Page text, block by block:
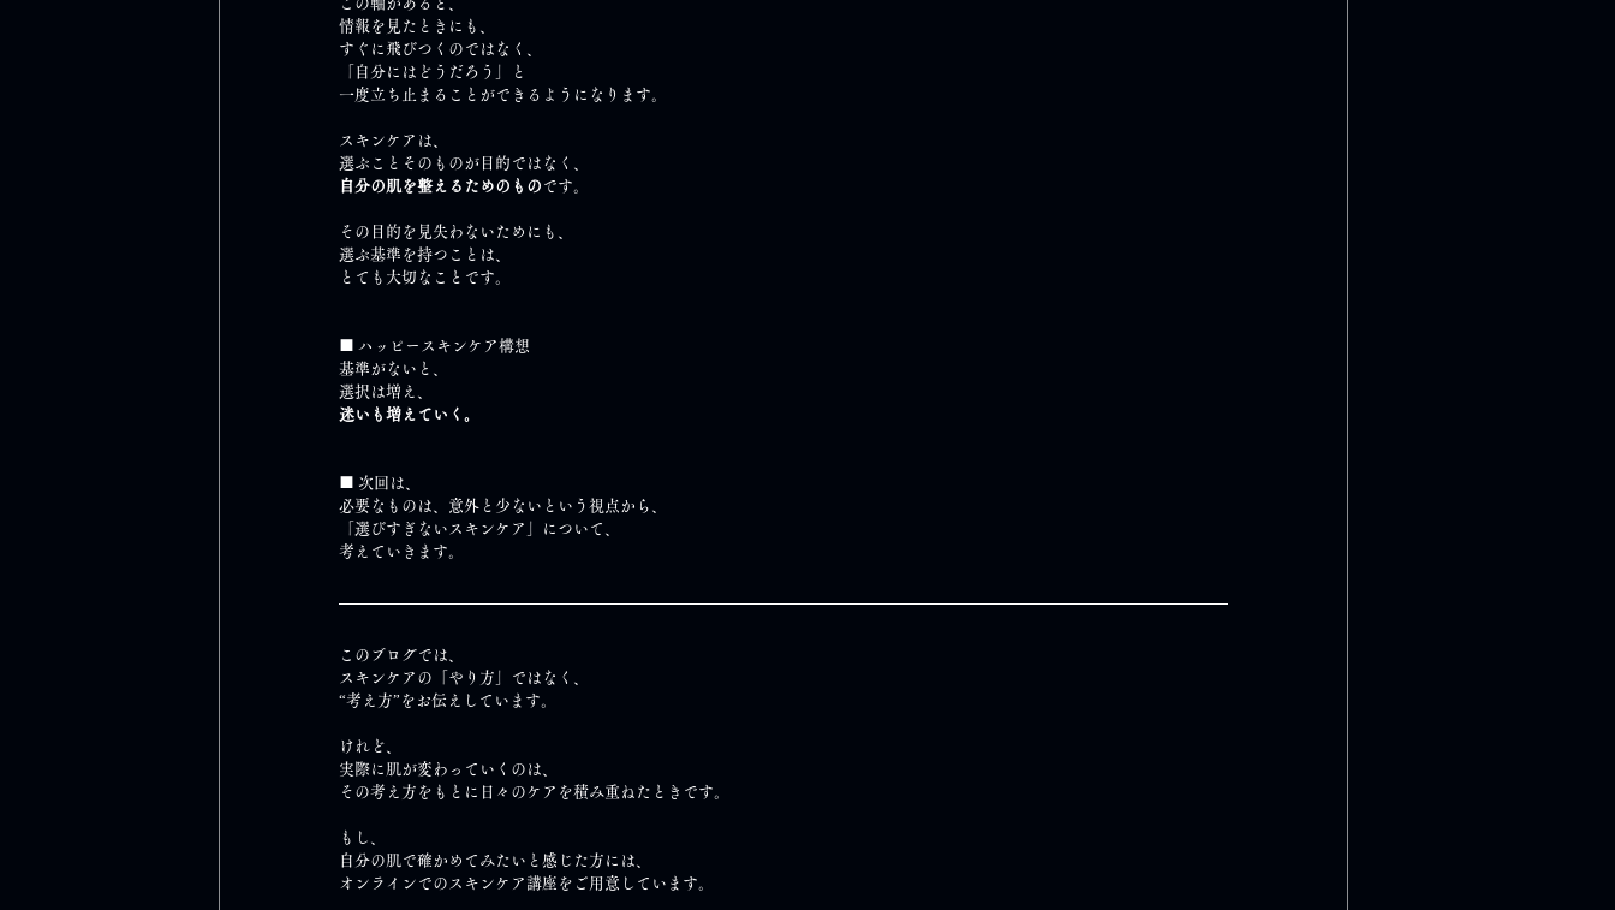
この軸があると、
情報を見たときにも、
すぐに飛びつくのではなく、
「自分にはどうだろう」と
一度立ち止まることができるようになります。
スキンケアは、
選ぶことそのものが目的ではなく、
自分の肌を整えるためのもの です。
その目的を見失わないためにも、
選ぶ基準を持つことは、
とても大切なことです。
■ ハッピースキンケア構想
基準がないと、
選択は増え、
迷いも増えていく。
■ 次回は、
必要なものは、意外と少ないという視点から、
「選びすぎないスキンケア」について、
考えていきます。
このブログでは、
スキンケアの「やり方」ではなく、
“考え方”をお伝えしています。
けれど、
実際に肌が変わっていくのは、
その考え方をもとに日々のケアを積み重ねたときです。
もし、
自分の肌で確かめてみたいと感じた方には、
オンラインでのスキンケア講座をご用意しています。